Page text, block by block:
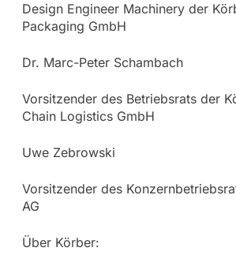
Design Engineer Machinery der
Packaging GmbH
Dr. Marc-Peter Schambach
Vorsitzender des Betriebsrats der
Chain Logistics GmbH
Uwe Zebrowski
Vorsitzender des
AG
Über Körber: